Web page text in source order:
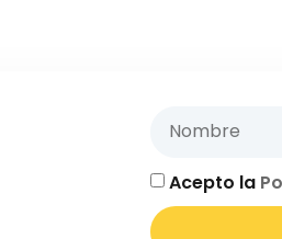
Acepto la